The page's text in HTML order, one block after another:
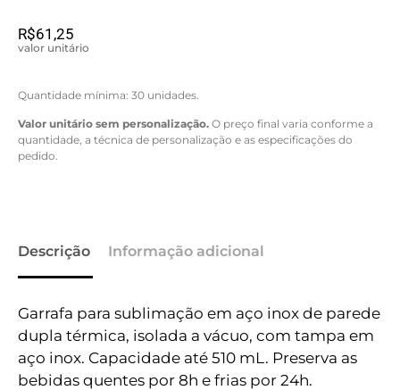
R$61,25
valor unitário
Quantidade mínima: 30 unidades.
Valor unitário sem personalização. O preço final varia conforme a
quantidade, a técnica de personalização e as especificações do
pedido.
Descrição Informação adicional
Garrafa para sublimação em aço inox de parede
dupla térmica, isolada a vácuo, com tampa em
aço inox. Capacidade até 510 mL. Preserva as
bebidas quentes por 8h e frias por 24h.